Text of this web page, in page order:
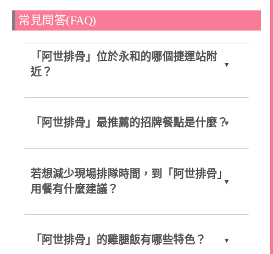
常見問答(FAQ)
「阿世排骨」位於永和的哪個捷運站附
近？
「阿世排骨」最推薦的招牌餐點是什麼？
若想減少現場排隊時間，到「阿世排骨」
用餐有什麼建議？
「阿世排骨」的雞腿飯有哪些特色？